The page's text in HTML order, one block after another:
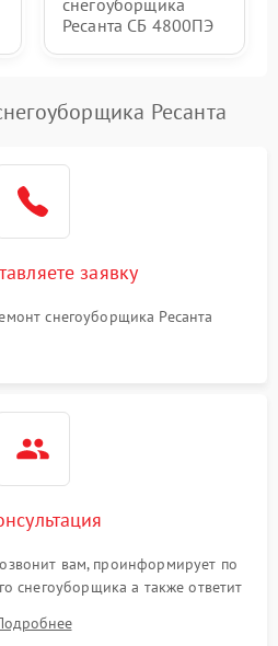
Ресанта СБ 4800ПЭ
Ресанта
заявку
снегоуборщика Ресанта
вам, проинформирует по
снегоуборщика а также ответит